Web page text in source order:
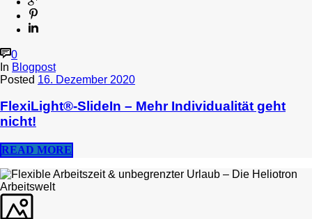
0
In Blogpost
Posted 16. Dezember 2020
FlexiLight®-SlideIn – Mehr Individualität geht
nicht!
READ MORE